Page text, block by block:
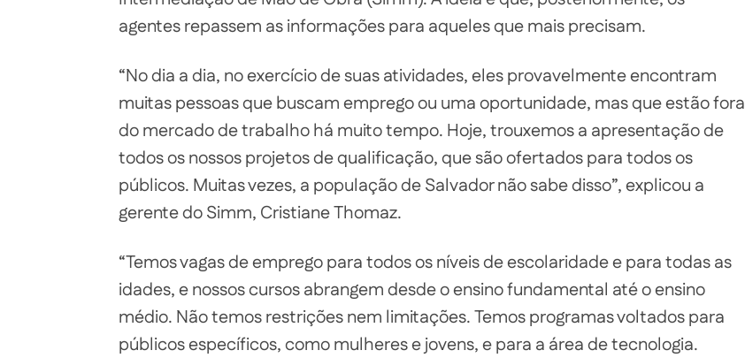
agentes repassem as informações para aqueles que mais precisam.
“No dia a dia, no exercício de suas atividades, eles provavelmente encontram
muitas pessoas que buscam emprego ou uma oportunidade, mas que estão fora
do mercado de trabalho há muito tempo. Hoje, trouxemos a apresentação de
todos os nossos projetos de qualificação, que são ofertados para todos os
públicos. Muitas vezes, a população de Salvador não sabe disso”, explicou a
gerente do Simm, Cristiane Thomaz.
“Temos vagas de emprego para todos os níveis de escolaridade e para todas as
idades, e nossos cursos abrangem desde o ensino fundamental até o ensino
médio. Não temos restrições nem limitações. Temos programas voltados para
públicos específicos, como mulheres e jovens, e para a área de tecnologia.